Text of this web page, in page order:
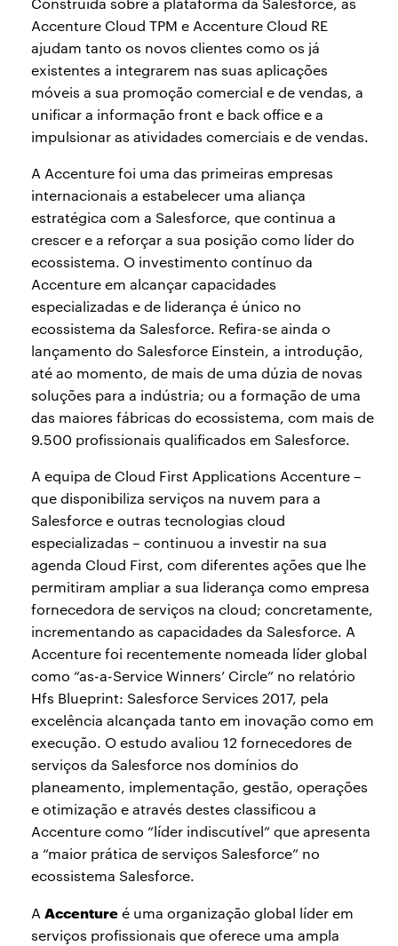
Accenture Cloud TPM e Accenture Cloud RE
ajudam tanto os novos clientes como os já
existentes a integrarem nas suas aplicações
móveis a sua promoção comercial e de vendas, a
unificar a informação front e back office e a
impulsionar as atividades comerciais e de vendas.
A Accenture foi uma das primeiras empresas
internacionais a estabelecer uma aliança
estratégica com a Salesforce, que continua a
crescer e a reforçar a sua posição como líder do
ecossistema. O investimento contínuo da
Accenture em alcançar capacidades
especializadas e de liderança é único no
ecossistema da Salesforce. Refira-se ainda o
lançamento do Salesforce Einstein, a introdução,
até ao momento, de mais de uma dúzia de novas
soluções para a indústria; ou a formação de uma
das maiores fábricas do ecossistema, com mais de
9.500 profissionais qualificados em Salesforce.
A equipa de Cloud First Applications Accenture –
que disponibiliza serviços na nuvem para a
Salesforce e outras tecnologias cloud
especializadas – continuou a investir na sua
agenda Cloud First, com diferentes ações que lhe
permitiram ampliar a sua liderança como empresa
fornecedora de serviços na cloud; concretamente,
incrementando as capacidades da Salesforce. A
Accenture foi recentemente nomeada líder global
como “as-a-Service Winners’ Circle” no relatório
Hfs Blueprint: Salesforce Services 2017, pela
excelência alcançada tanto em inovação como em
execução. O estudo avaliou 12 fornecedores de
serviços da Salesforce nos domínios do
planeamento, implementação, gestão, operações
e otimização e através destes classificou a
Accenture como “líder indiscutível” que apresenta
a “maior prática de serviços Salesforce” no
ecossistema Salesforce.
A Accentureé uma organização global líder em
serviços profissionais que oferece uma ampla